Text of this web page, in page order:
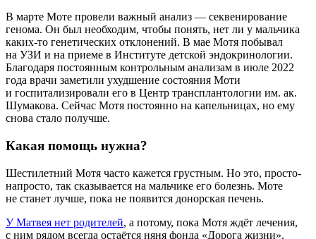
В марте Моте провели важный анализ — секвенирование
генома. Он был необходим, чтобы понять, нет ли у мальчика
каких-то генетических отклонений. В мае Мотя побывал
на УЗИ и на приеме в Институте детской эндокринологии.
Благодаря постоянным контрольным анализам в июле 2022
года врачи заметили ухудшение состояния Моти
и госпитализировали его в Центр трансплантологии им. ак.
Шумакова. Сейчас Мотя постоянно на капельницах, но ему
снова стало получше.
Какая помощь нужна?
Шестилетний Мотя часто кажется грустным. Но это, просто-
напросто, так сказывается на мальчике его болезнь. Моте
не станет лучше, пока не появится донорская печень.
У Матвея нет родителей, а потому, пока Мотя ждёт лечения,
с ним рядом всегда остаётся няня фонда «Дорога жизни».